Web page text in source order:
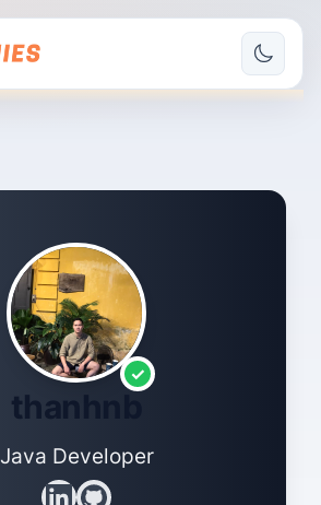
✓
thanhnb
Java Developer
linkedingithub